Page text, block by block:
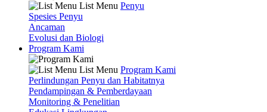
List Menu Penyu
Spesies Penyu
Ancaman
Evolusi dan Biologi
Program Kami
List Menu Program Kami
Perlindungan Penyu dan Habitatnya
Pendampingan & Pemberdayaan
Monitoring & Penelitian